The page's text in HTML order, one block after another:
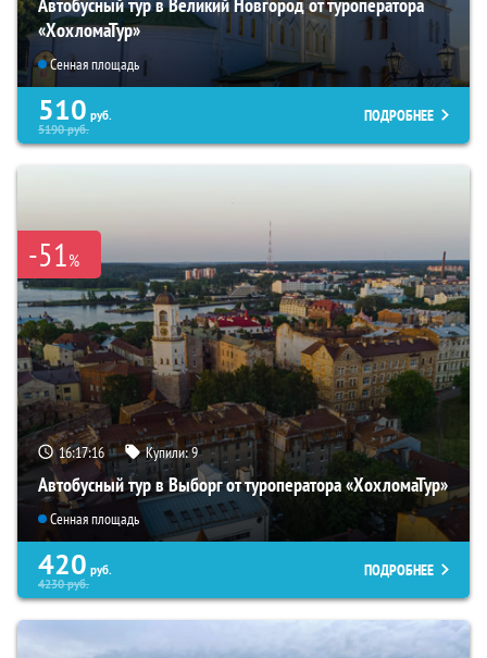
«ХохломаТур»
Сенная площадь
510 руб.
5190руб.
ПОДРОБНЕЕ
-51%
16:17:15 Купили:9
Автобусный тур в Выборг от туроператора «ХохломаТур»
Сенная площадь
420 руб.
4230руб.
ПОДРОБНЕЕ